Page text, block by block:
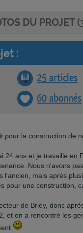
DU PROJET
:
25 articles
60 abonnés
pour la construction de
24 ans et je travaille
Nous n'avons
mais après
pour une construction,
de Briey, donc
et on a rencontré les